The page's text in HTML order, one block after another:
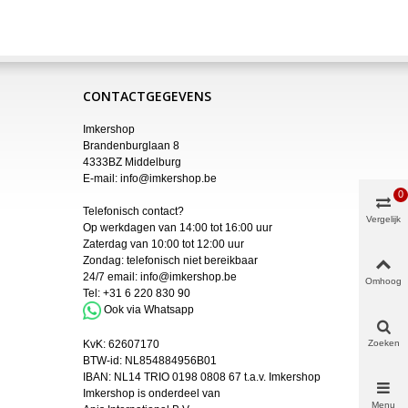
CONTACTGEGEVENS
Imkershop
Brandenburglaan 8
4333BZ Middelburg
E-mail: info@imkershop.be
Telefonisch contact?
Op werkdagen van 14:00 tot 16:00 uur
Zaterdag van 10:00 tot 12:00 uur
Zondag: telefonisch niet bereikbaar
24/7 email: info@imkershop.be
Tel: +31 6 220 830 90
Ook via Whatsapp
KvK: 62607170
BTW-id: NL854884956B01
IBAN: NL14 TRIO 0198 0808 67 t.a.v. Imkershop
Imkershop is onderdeel van
Vergelijk
0
Omhoog
Zoeken
Menu